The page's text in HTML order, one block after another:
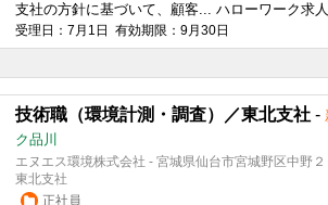
支社の方針に基づいて、顧客... ハローワーク求
受理日：7月1日 有効期限：9月30日
技術職（環境計測・調査）／東北支社 -
ク品川
エヌエス環境株式会社 - 宮城県仙台市宮城野区中野２
東北支社
正社員